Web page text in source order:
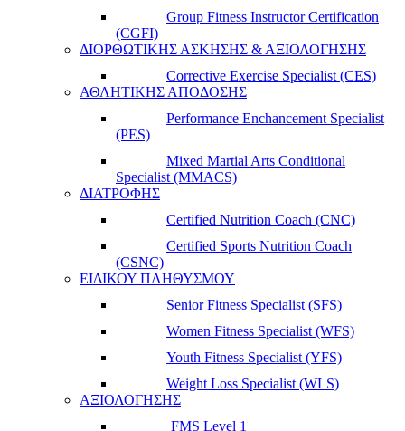
Group Fitness Instructor Certification
(CGFI)
ΔΙΟΡΘΩΤΙΚΗΣ ΑΣΚΗΣΗΣ & ΑΞΙΟΛΟΓΗΣΗΣ
Corrective Exercise Specialist (CES)
ΑΘΛΗΤΙΚΗΣ ΑΠΟΔΟΣΗΣ
Performance Enchancement Specialist
(PES)
Mixed Martial Arts Conditional
Specialist (MMACS)
ΔΙΑΤΡΟΦΗΣ
Certified Nutrition Coach (CNC)
Certified Sports Nutrition Coach
(CSNC)
ΕΙΔΙΚΟΥ ΠΛΗΘΥΣΜΟΥ
Senior Fitness Specialist (SFS)
Women Fitness Specialist (WFS)
Youth Fitness Specialist (YFS)
Weight Loss Specialist (WLS)
ΑΞΙΟΛΟΓΗΣΗΣ
FMS Level 1